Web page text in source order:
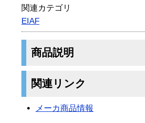
関連カテゴリ
EIAF
商品説明
関連リンク
メーカ商品情報